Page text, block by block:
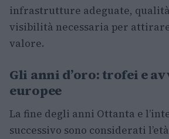
infrastrutture adeguate,
visibilità necessaria per
valore.
Gli anni d’oro: trofei e
europee
La fine degli anni Ottanta e
successivo sono considerati